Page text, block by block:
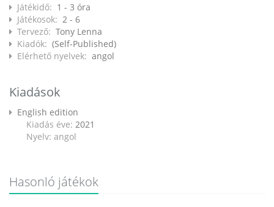
Játékidő: 1 - 3 óra
Játékosok: 2 - 6
Tervező: Tony Lenna
Kiadók: (Self-Published)
Elérhető nyelvek: angol
Kiadások
English edition
Kiadás éve: 2021
Nyelv: angol
Hasonló játékok